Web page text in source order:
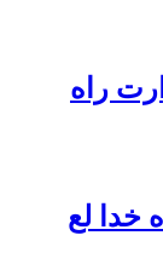
راه
خدا لع